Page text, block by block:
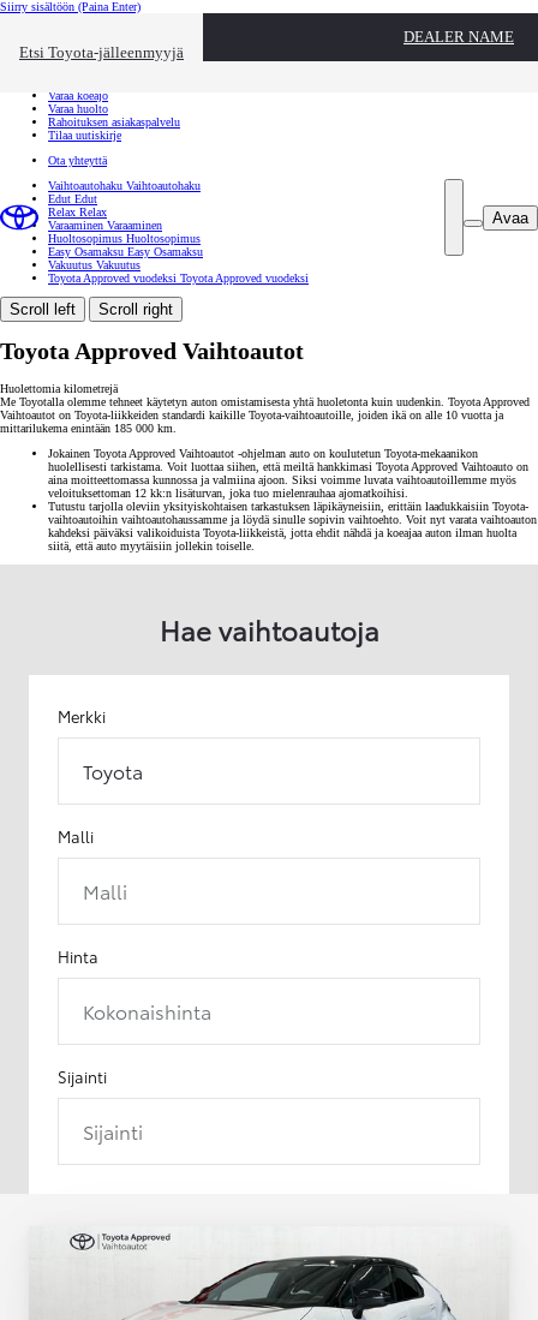
Siirry sisältöön (Paina Enter)
Etsi Toyota-jälleenmyyjä
DEALER NAME
Toyota palvelee Sulje
Varaa koeajo
Varaa huolto
Rahoituksen asiakaspalvelu
Tilaa uutiskirje
Ota yhteyttä
Avaa
Vaihtoautohaku Vaihtoautohaku
Edut Edut
Relax Relax
Varaaminen Varaaminen
Huoltosopimus Huoltosopimus
Easy Osamaksu Easy Osamaksu
Vakuutus Vakuutus
Toyota Approved vuodeksi Toyota Approved vuodeksi
Scroll left Scroll right
Toyota Approved Vaihtoautot
Huolettomia kilometrejä
Me Toyotalla olemme tehneet käytetyn auton omistamisesta yhtä huoletonta kuin uudenkin. Toyota Approved
Vaihtoautot on Toyota-liikkeiden standardi kaikille Toyota-vaihtoautoille, joiden ikä on alle 10 vuotta ja
mittarilukema enintään 185 000 km.
Jokainen Toyota Approved Vaihtoautot -ohjelman auto on koulutetun Toyota-mekaanikon
huolellisesti tarkistama. Voit luottaa siihen, että meiltä hankkimasi Toyota Approved Vaihtoauto on
aina moitteettomassa kunnossa ja valmiina ajoon. Siksi voimme luvata vaihtoautoillemme myös
veloituksettoman 12 kk:n lisäturvan, joka tuo mielenrauhaa ajomatkoihisi.
Tutustu tarjolla oleviin yksityiskohtaisen tarkastuksen läpikäyneisiin, erittäin laadukkaisiin Toyota-
vaihtoautoihin vaihtoautohaussamme ja löydä sinulle sopivin vaihtoehto. Voit nyt varata vaihtoauton
kahdeksi päiväksi valikoiduista Toyota-liikkeistä, jotta ehdit nähdä ja koeajaa auton ilman huolta
siitä, että auto myytäisiin jollekin toiselle.
Hae vaihtoautoja
Merkki
Toyota
Malli
Malli
Hinta
Kokonaishinta
Sijainti
Sijainti